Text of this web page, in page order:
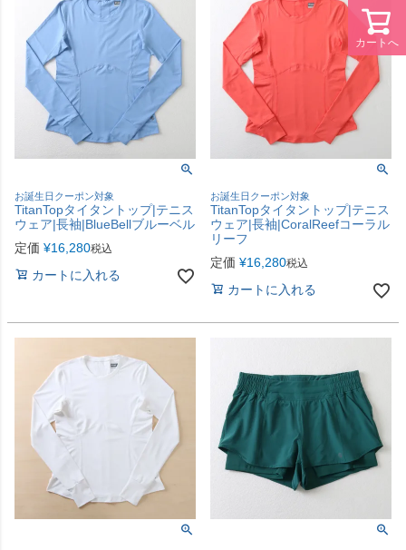
お誕生日クーポン対象
TitanTopタイタントップ|テニス
ウェア|長袖|BlueBellブルーベル
定価 ¥16,280税込
カートに入れる
お誕生日クーポン対象
TitanTopタイタントップ|テニス
ウェア|長袖|CoralReefコーラル
リーフ
定価 ¥16,280税込
カートに入れる
カートへ